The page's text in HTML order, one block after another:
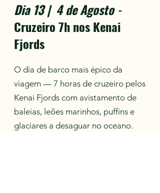
Dia 13 | 4 de Agosto-
Cruzeiro 7h nos Kenai
Fjords
O dia de barco mais épico da
viagem — 7 horas de cruzeiro pelos
Kenai Fjords com avistamento de
baleias, leões marinhos, puffins e
glaciares a desaguar no oceano.